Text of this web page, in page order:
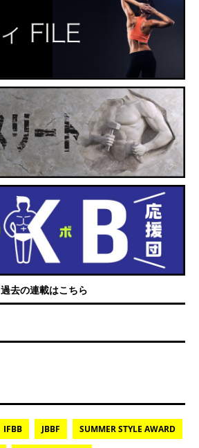
過去の連載はこちら
IFBB JBBF SUMMER STYLE AWARD